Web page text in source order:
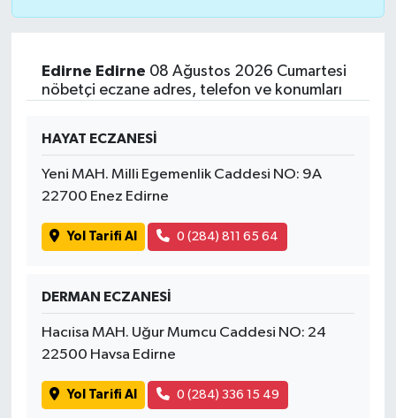
Edirne Edirne 08 Ağustos 2026 Cumartesi
nöbetçi eczane adres, telefon ve konumları
HAYAT ECZANESİ
Yeni MAH. Milli Egemenlik Caddesi NO: 9A
22700 Enez Edirne
Yol Tarifi Al 0 (284) 811 65 64
DERMAN ECZANESİ
Hacıisa MAH. Uğur Mumcu Caddesi NO: 24
22500 Havsa Edirne
Yol Tarifi Al 0 (284) 336 15 49